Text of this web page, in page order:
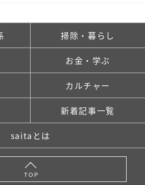
掃除・暮らし
お金・学ぶ
カルチャー
新着記事一覧
saitaとは
TOP